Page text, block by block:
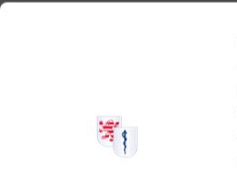
Postfach 60 05 66
60335 Frankfurt